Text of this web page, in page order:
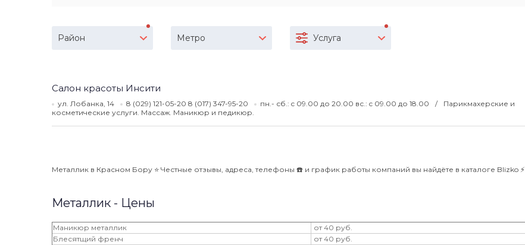
Район Метро Услуга
Салон красоты Инсити
ул. Лобанка, 14 8 (029) 121-05-20 8 (017) 347-95-20 пн.- сб.: c 09.00 до 20.00 вс.: c 09.00 до 18.00
Парикмахерские и
косметические услуги. Массаж. Маникюр и педикюр.
Металлик в Красном Бору ⭐️ Честные отзывы, адреса, телефоны ☎️ и график работы компаний вы найдёте в каталоге Blizko ⚡️
Металлик - Цены
Маникюр металлик
от 40 руб.
Блесятщий френч
от 40 руб.